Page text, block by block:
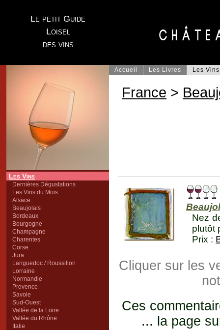
Le petit Guide
Loisel
des vins
Les Vins
Dernières Dégustations
Les Vins du Mois
Alsace
Beaujolais
Bordeaux
Bourgogne
Champagne
Charentes
Corse
Jura
Languedoc / Roussillon
Lorraine
Normandie
Provence
Savoie
Sud-Ouest
Vallée de la Loire
Vallée du Rhône
Italie
Accueil Les Livres Les Vins
France >
Nez
plutôt
Prix :
Cliquer sur les
Ces
... la page